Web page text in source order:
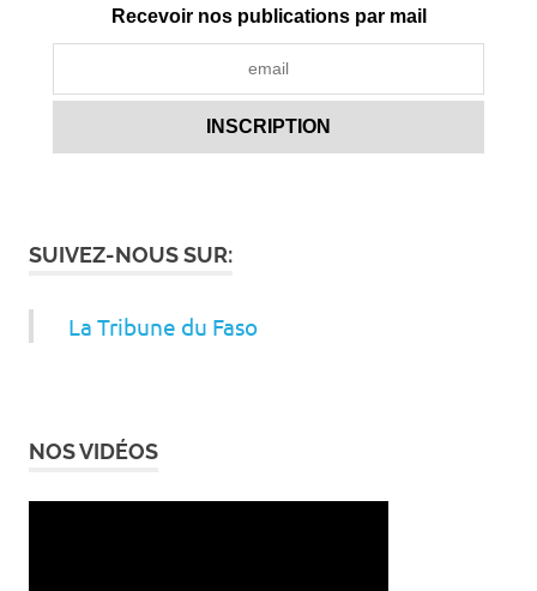
Recevoir nos publications par mail
SUIVEZ-NOUS SUR:
La Tribune du Faso
NOS VIDÉOS